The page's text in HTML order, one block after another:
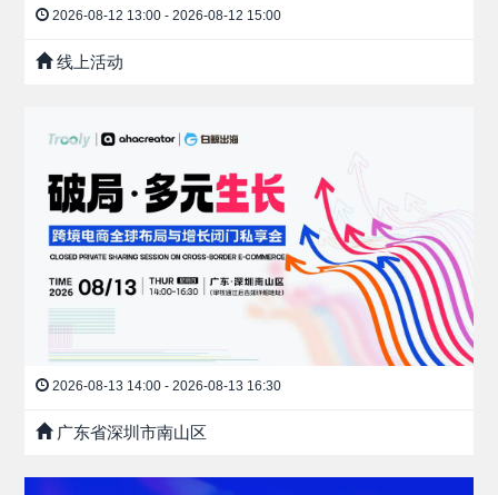
2026-08-12 13:00 - 2026-08-12 15:00
线上活动
2026-08-13 14:00 - 2026-08-13 16:30
广东省深圳市南山区